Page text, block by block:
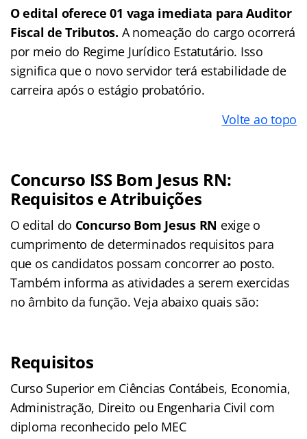
O edital oferece 01 vaga imediata para Auditor
Fiscal de Tributos. A nomeação do cargo ocorrerá
por meio do Regime Jurídico Estatutário. Isso
significa que o novo servidor terá estabilidade de
carreira após o estágio probatório.
Volte ao topo
Concurso ISS Bom Jesus RN:
Requisitos e Atribuições
O edital do Concurso Bom Jesus RN exige o
cumprimento de determinados requisitos para
que os candidatos possam concorrer ao posto.
Também informa as atividades a serem exercidas
no âmbito da função. Veja abaixo quais são:
Requisitos
Curso Superior em Ciências Contábeis, Economia,
Administração, Direito ou Engenharia Civil com
diploma reconhecido pelo MEC